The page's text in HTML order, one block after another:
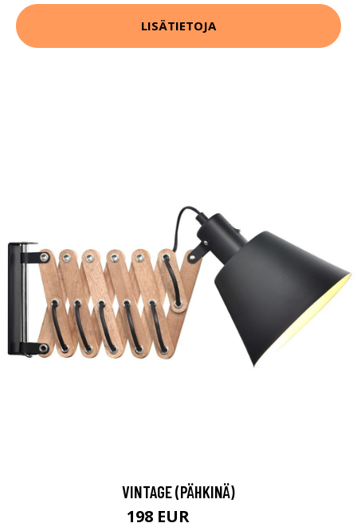
LISÄTIETOJA
VINTAGE (PÄHKINÄ)
198 EUR